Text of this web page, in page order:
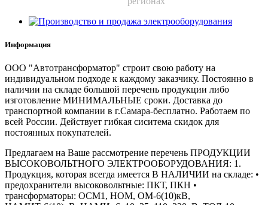
Информация
ООО "Автотрансформатор" строит свою работу на
индивидуальном подходе к каждому заказчику. Постоянно в
наличии на складе большой перечень продукции либо
изготовление МИНИМАЛЬНЫЕ сроки. Доставка до
транспортной компании в г.Самара-бесплатно. Работаем по
всей России. Действует гибкая сиситема скидок для
постоянных покупателей.
Предлагаем на Ваше рассмотрение перечень ПРОДУКЦИИ
ВЫСОКОВОЛЬТНОГО ЭЛЕКТРООБОРУДОВАНИЯ: 1.
Продукция, которая всегда имеется В НАЛИЧИИ на складе: •
предохранители высоковольтные: ПКТ, ПКН •
трансформаторы: ОСМ1, НОМ, ОМ-6(10)кВ,